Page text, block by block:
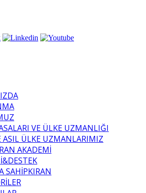
VE ÜLKE UZMANLIĞI
ASIL ÜLKE UZMANLARIMIZ
AKADEMİ
SAHİPKIRAN